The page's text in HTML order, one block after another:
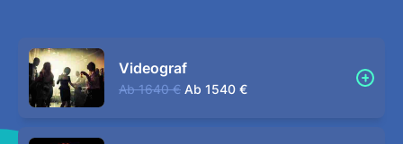
Videograf
Ab 1640 € Ab 1540 €